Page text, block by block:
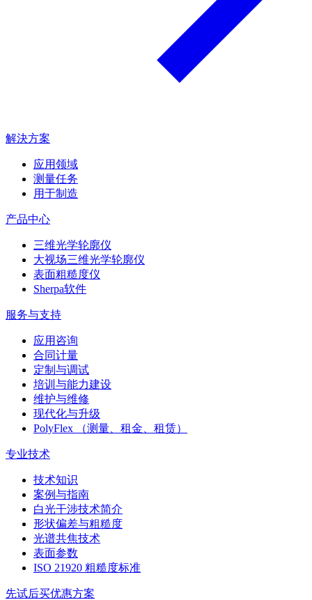
解決方案
应用领域
测量任务
用于制造
产品中心
三维光学轮廓仪
大视场三维光学轮廓仪
表面粗糙度仪
Sherpa软件
服务与支持
应用咨询
合同计量
定制与调试
培训与能力建设
维护与维修
现代化与升级
PolyFlex （测量、租金、租赁）
专业技术
技术知识
案例与指南
白光干涉技术简介
形状偏差与粗糙度
光谱共焦技术
表面参数
ISO 21920 粗糙度标准
先试后买优惠方案